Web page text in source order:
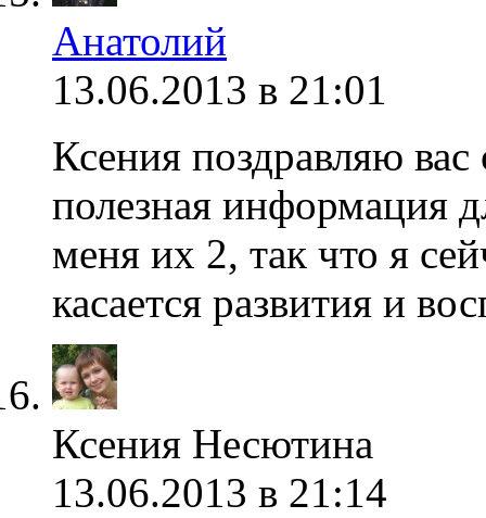
Анатолий
13.06.2013 в 21:01
Ксения поздравляю
полезная информация
меня их 2, так что я
касается развития и
Ксения Несютина
13.06.2013 в 21:14